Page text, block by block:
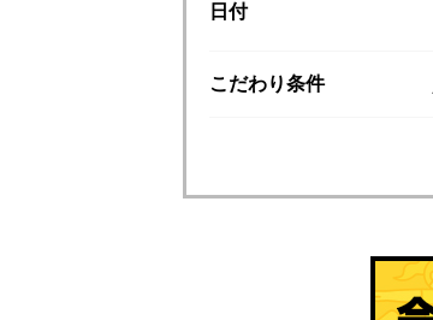
日付
こだわり条件